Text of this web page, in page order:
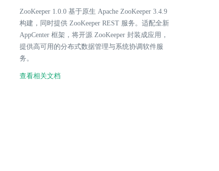
ZooKeeper 1.0.0 基于原生 Apache ZooKeeper 3.4.9
构建，同时提供 ZooKeeper REST 服务。适配全新
AppCenter 框架，将开源 ZooKeeper 封装成应用，
提供高可用的分布式数据管理与系统协调软件服
务。
查看相关文档